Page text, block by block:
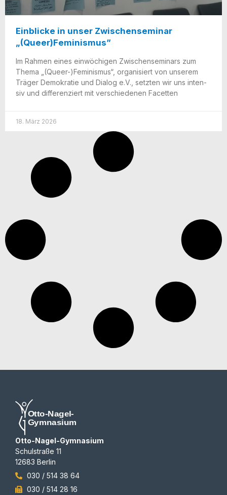
Einblicke in unser Zwischenseminar
„(Queer)Feminismus”
Im Rah­men eines ein­wö­chi­gen Zwi­schen­se­mi­nars zum
The­ma „(Queer-)Feminismus“, orga­ni­siert von unse­rem
Trä­ger Demo­kra­tie und Dia­log e.V., setz­ten wir uns inten­
siv und dif­fe­ren­ziert mit ver­schie­de­nen Facetten
18. März 2026
Otto-Nagel-Gymnasium
Schulstraße 11
12683 Berlin
030 / 514 38 64
030 / 514 28 16